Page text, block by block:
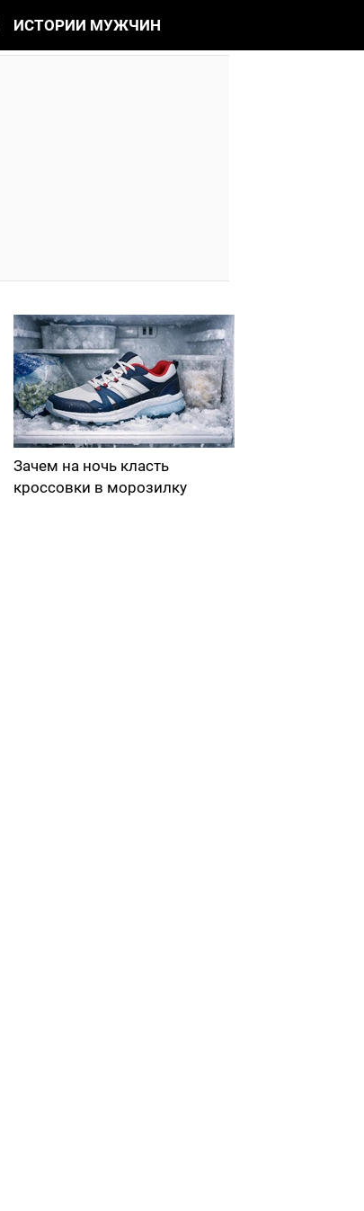
ИСТОРИИ МУЖЧИН
Зачем на ночь класть
кроссовки в морозилку